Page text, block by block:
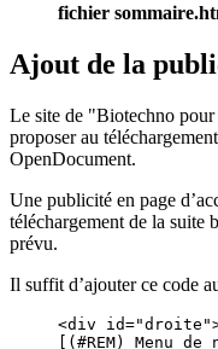
fichier
Ajout de la
Le site de "Biotechno pour
proposer au
OpenDocument.
Une publicité en page
téléchargement de la suite
prévu.
Il suffit d’ajouter ce code
<div
[(#REM) Menu